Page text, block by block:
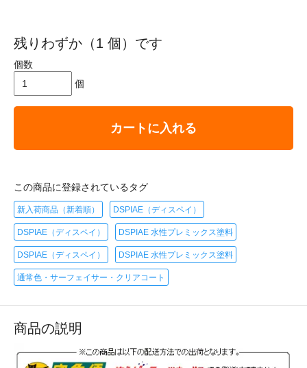
残りわずか（1 個）です
個数
個
カートに入れる
この商品に登録されているタグ
新入荷商品（新着順） DSPIAE（ディスペイ）
DSPIAE（ディスペイ） DSPIAE 水性プレミックス塗料
DSPIAE（ディスペイ） DSPIAE 水性プレミックス塗料
通常色・サーフェイサー・クリアコート
商品の説明